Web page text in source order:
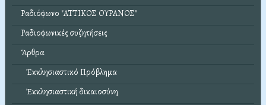
Ραδιόφωνο "ΑΤΤΙΚΟΣ ΟΥΡΑΝΟΣ"
Ραδιοφωνικές συζητήσεις
Ἄρθρα
Ἐκκλησιαστικό Πρόβλημα
Ἐκκλησιαστική δικαιοσύνη